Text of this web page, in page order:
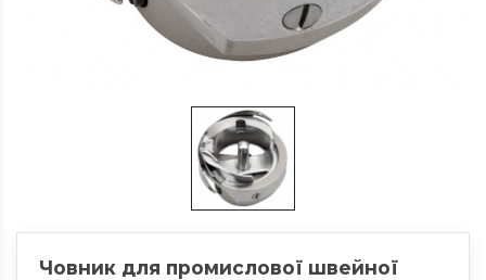
Човник для промислової швейної